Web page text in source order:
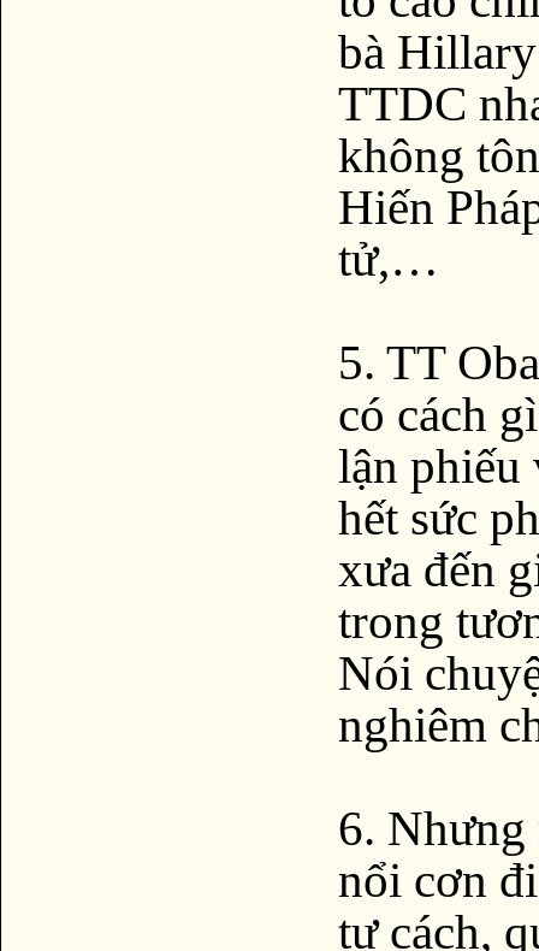
bà
TTDC
không
Hiến
tử,…
5. TT
có cách
lận phiếu
hết sức
xưa đến
trong
Nói
nghiêm
6. Nhưng
nổi cơn
tư cách,